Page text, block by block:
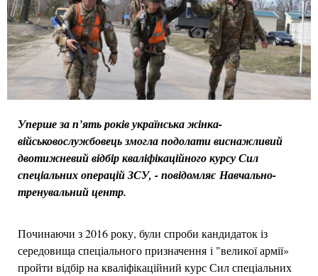
Уперше за п’ять років українська жінка-
військовослужбовець змогла подолати виснажливий
двотижневий відбір кваліфікаційного курсу Сил
спеціальних операцій ЗСУ, - повідомляє Навчально-
тренувальний центр.
Починаючи з 2016 року, були спроби кандидаток із
середовища спеціального призначення і "великої армії»
пройти відбір на кваліфікаційний курс Сил спеціальних